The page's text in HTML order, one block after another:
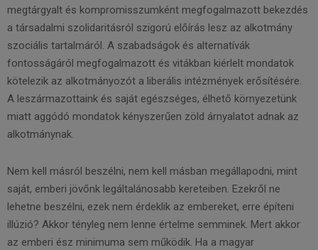
megtárgyalt és kompromisszumként megfogalmazott bekezdés
a társadalmi szolidaritásról szigorú előírás lesz az alkotmány
szociális tartalmáról. A szabadságok és alternatívák
fontosságáról megfogalmazott és vitákban kiérlelt mondatok
kötelezik az alkotmányozót a liberális intézmények erősítésére.
A leszármazottaink és saját egészséges, élhető környezetünk
miatt aggódó mondatok kényszerűen zöld árnyalatot adnak az
alkotmánynak.
Nem kell másról beszélni, nem kell másban megállapodni, mint
saját, emberi jövőnk legáltalánosabb kereteiben. Ezekről ne
lehetne beszélni, ezek nem érdeklik az embereket, erre építeni
illúzió? Akkor tényleg nem lenne értelme semminek. Mert akkor
az emberi ész minimuma sem működik. Ha a magyar